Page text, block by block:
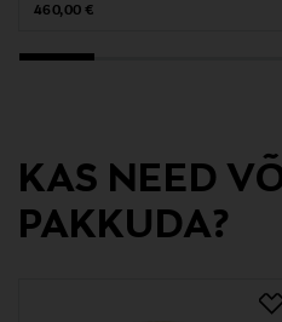
Valmistaja tootenumber
W102RE
Tootja aadress
Original Price
460,00 €
KAS NEED
PAKKUDA?